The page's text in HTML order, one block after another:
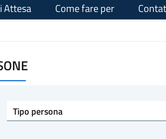
Attesa Come fare per
Tipo persona